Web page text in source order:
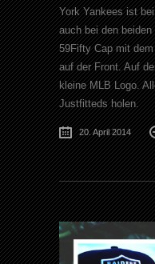
York Yankees ist
auch bei den
59Fifty Cap mit
auf der Front. Auf
kleine MLB Logo.
Justfitteds holen.
20. April 2014